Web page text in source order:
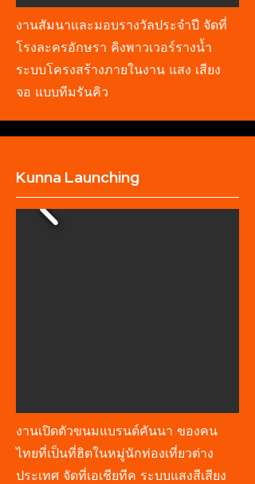
งานสัมนาและมอบรางวัลประจำปี จัดที่
โรงละครอักษรา คิงพาวเวอร์รางน้ำ
ระบบโครงสร้างภายในงาน แสง เสียง
จอ แบบทีมรันคิว
Kunna Launching
งานเปิดตัวขนมแบรนด์คันนา ของคน
ไทยที่เป็นที่ฮิตในหมู่นักท่องเที่ยวต่าง
ประเทศ จัดที่เอเชียทีค ระบบแสงสีเสียง